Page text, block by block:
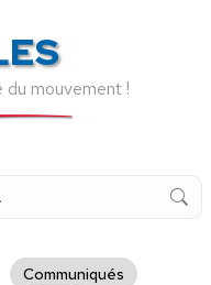
du mouvement !
Communiqués